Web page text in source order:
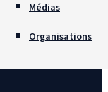
Recrutement
Médias
Organisations